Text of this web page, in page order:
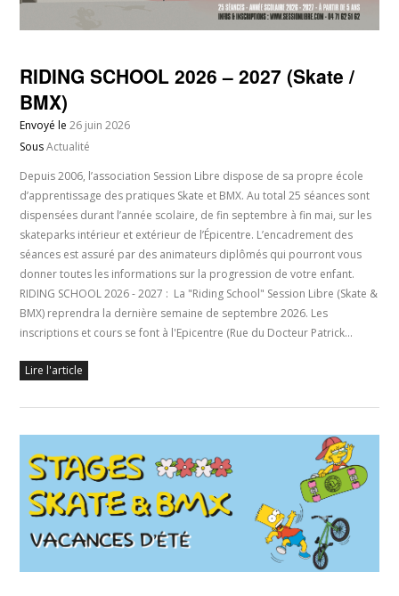
RIDING SCHOOL 2026 – 2027 (Skate /
BMX)
Envoyé le26 juin 2026
SousActualité
Depuis 2006, l’association Session Libre dispose de sa propre école
d’apprentissage des pratiques Skate et BMX. Au total 25 séances sont
dispensées durant l’année scolaire, de fin septembre à fin mai, sur les
skateparks intérieur et extérieur de l’Épicentre. L’encadrement des
séances est assuré par des animateurs diplômés qui pourront vous
donner toutes les informations sur la progression de votre enfant.
RIDING SCHOOL 2026 - 2027 : La "Riding School" Session Libre (Skate &
BMX) reprendra la dernière semaine de septembre 2026. Les
inscriptions et cours se font à l'Epicentre (Rue du Docteur Patrick…
Lire l'article